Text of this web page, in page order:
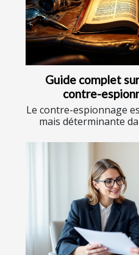
Guide complet
contre-
Le contre-espionnage
mais déterminante